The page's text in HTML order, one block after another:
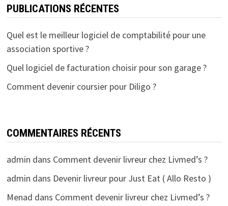
PUBLICATIONS RÉCENTES
Quel est le meilleur logiciel de comptabilité pour une
association sportive ?
Quel logiciel de facturation choisir pour son garage ?
Comment devenir coursier pour Diligo ?
COMMENTAIRES RÉCENTS
admin dans Comment devenir livreur chez Livmed’s ?
admin dans Devenir livreur pour Just Eat ( Allo Resto )
Menad dans Comment devenir livreur chez Livmed’s ?